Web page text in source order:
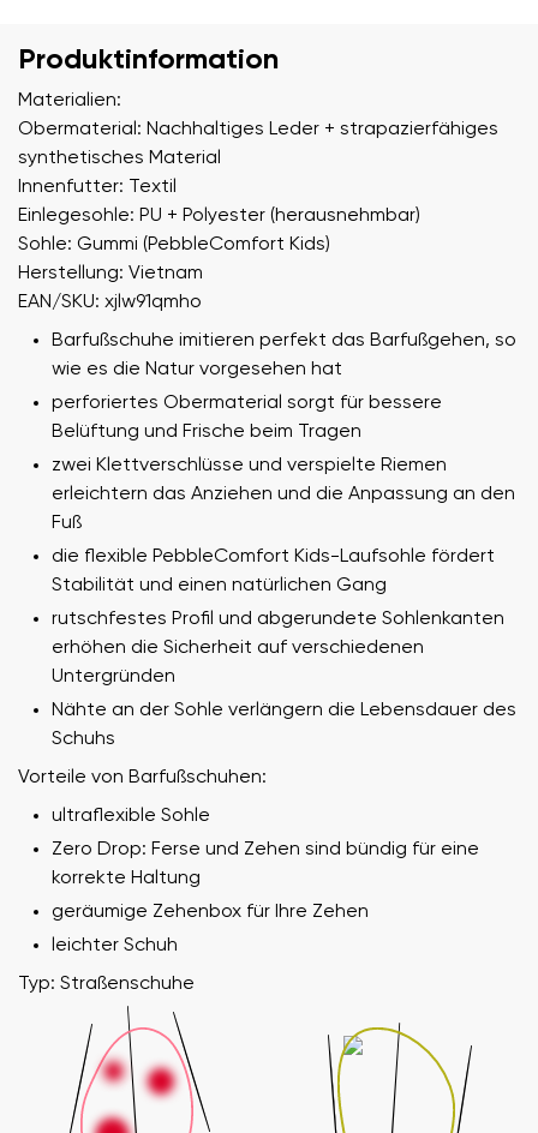
Produktinformation
Materialien:
Obermaterial: Nachhaltiges Leder + strapazierfähiges
synthetisches Material
Innenfutter: Textil
Einlegesohle: PU + Polyester (herausnehmbar)
Sohle: Gummi (PebbleComfort Kids)
Herstellung: Vietnam
EAN/SKU: xjlw91qmho
Barfußschuhe imitieren perfekt das Barfußgehen, so
wie es die Natur vorgesehen hat
perforiertes Obermaterial sorgt für bessere
Belüftung und Frische beim Tragen
zwei Klettverschlüsse und verspielte Riemen
erleichtern das Anziehen und die Anpassung an den
Fuß
die flexible PebbleComfort Kids-Laufsohle fördert
Stabilität und einen natürlichen Gang
rutschfestes Profil und abgerundete Sohlenkanten
erhöhen die Sicherheit auf verschiedenen
Untergründen
Nähte an der Sohle verlängern die Lebensdauer des
Schuhs
Vorteile von Barfußschuhen:
ultraflexible Sohle
Zero Drop: Ferse und Zehen sind bündig für eine
korrekte Haltung
geräumige Zehenbox für Ihre Zehen
leichter Schuh
Typ: Straßenschuhe